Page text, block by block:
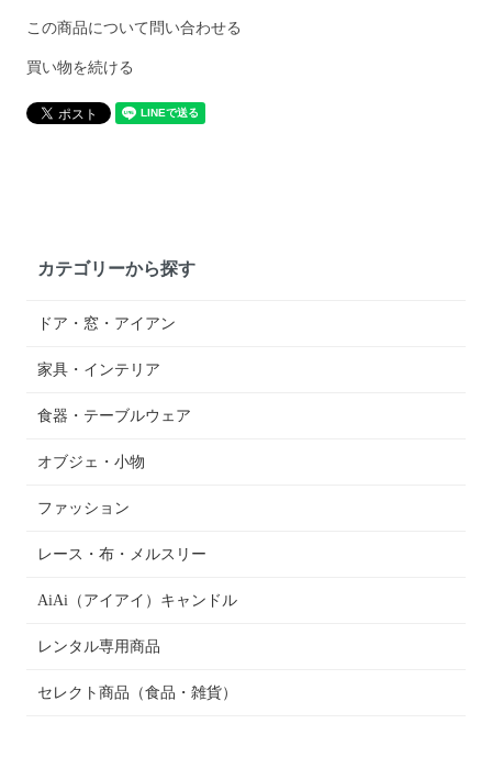
この商品について問い合わせる
買い物を続ける
カテゴリーから探す
ドア・窓・アイアン
家具・インテリア
食器・テーブルウェア
オブジェ・小物
ファッション
レース・布・メルスリー
AiAi（アイアイ）キャンドル
レンタル専用商品
セレクト商品（食品・雑貨）